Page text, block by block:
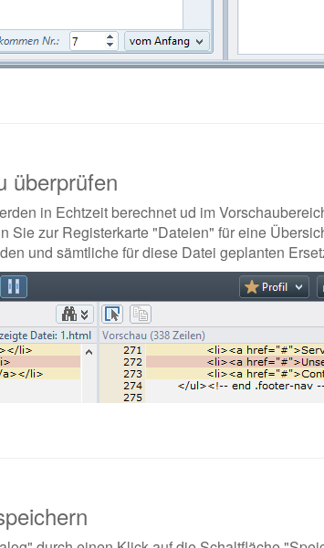
überprüfen
in Echtzeit berechnet ud im
Sie zur Registerkarte "Dateien" für eine
und sämtliche für diese Datei geplanten